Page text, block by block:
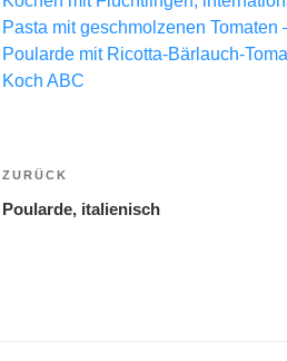
Pasta mit geschmolzenen Tomaten
Poularde mit Ricotta-Bärlauch-
Koch ABC
Beitragsnavigation
Vorheriger
Beitrag
ZURÜCK
Poularde, italienisch